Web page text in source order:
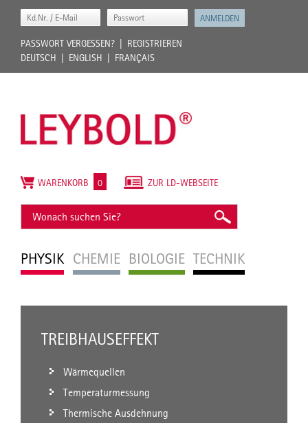
PASSWORT VERGESSEN?
REGISTRIEREN
DEUTSCH
ENGLISH FRANÇAIS
PHYSIK CHEMIE BIOLOGIE TECHNIK
ZUR LD-WEBSEITE
WARENKORB 0
TREIBHAUSEFFEKT
Wärmequellen
Temperaturmessung
Thermische Ausdehnung